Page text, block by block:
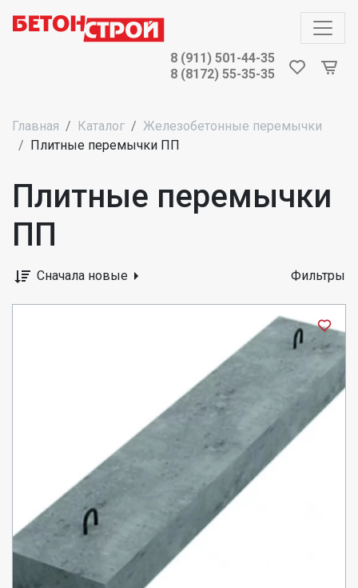
8 (911) 501-44-35
8 (8172) 55-35-35
Главная Каталог
Железобетонные перемычки
Плитные перемычки ПП
Плитные перемычки
ПП
Сначала новые Фильтры